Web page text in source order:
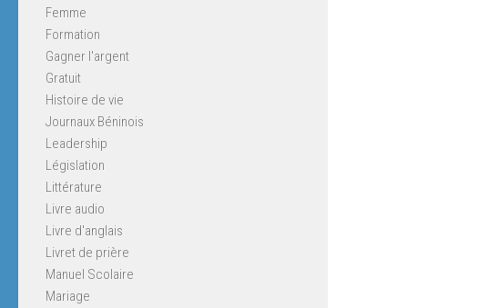
Femme
Formation
Gagner l'argent
Gratuit
Histoire de vie
Journaux Béninois
Leadership
Législation
Littérature
Livre audio
Livre d'anglais
Livret de prière
Manuel Scolaire
Mariage